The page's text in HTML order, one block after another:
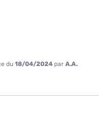
du18/04/2024 parA.A.